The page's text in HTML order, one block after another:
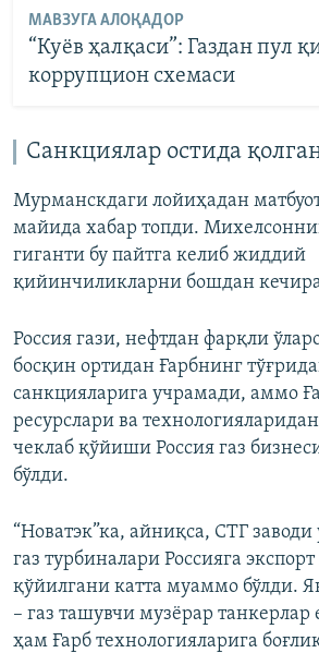
МАВЗУГА АЛОҚАДОР
“Куëв ҳалқаси”: Газдан пул
коррупцион схемаси
Санкциялар остида
Мурманскдаги лойиҳадан
майида хабар топди.
гиганти бу пайтга келиб жиддий
қийинчиликларни бошдан
Россия гази, нефтдан фарқли
босқин ортидан Ғарбнинг
санкцияларига учрамади, аммо
ресурслари ва
чеклаб қўйиши Россия газ
бўлди.
“Новатэк”ка, айниқса, СТГ
газ турбиналари Россияга
қўйилгани катта муаммо бўлди.
– газ ташувчи музёрар танкерлар
ҳам Ғарб технологияларига